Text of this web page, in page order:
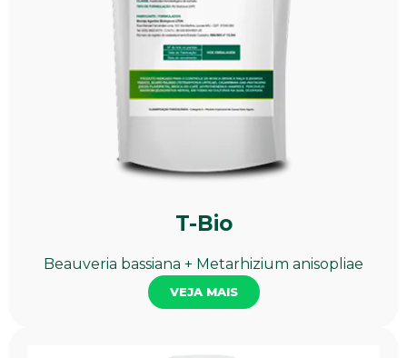
T-Bio
Beauveria bassiana + Metarhizium anisopliae
VEJA MAIS